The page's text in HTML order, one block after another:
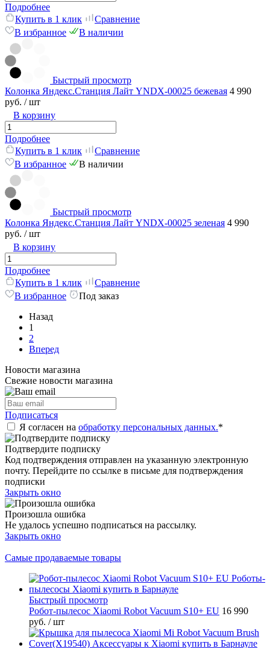
Подробнее
Купить в 1 клик
Сравнение
В избранное
В наличии
Быстрый просмотр
Колонка Яндекс.Станция Лайт YNDX-00025 бежевая 4 990
руб. / шт
В корзину
Подробнее
Купить в 1 клик
Сравнение
В избранное
В наличии
Быстрый просмотр
Колонка Яндекс.Станция Лайт YNDX-00025 зеленая 4 990
руб. / шт
В корзину
Подробнее
Купить в 1 клик
Сравнение
В избранное
Под заказ
Назад
1
2
Вперед
Новости магазина
Свежие новости магазина
Подписаться
Я согласен на обработку персональных данных.*
Подтвердите подписку
Код подтверждения отправлен на указанную электронную
почту. Перейдите по ссылке в письме для подтверждения
подписки
Закрыть окно
Произошла ошибка
Не удалось успешно подписаться на рассылку.
Закрыть окно
Самые продаваемые товары
Быстрый просмотр
Робот-пылесос Xiaomi Robot Vacuum S10+ EU 16 990
руб. / шт